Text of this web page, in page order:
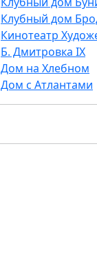
Клубный дом
Кинотеатр
Б. Дмитровка IX
Дом на Хлебном
Дом с Атлантами